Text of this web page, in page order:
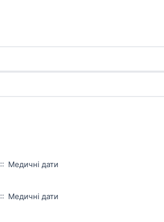
:: Медичні дати
:: Медичні дати